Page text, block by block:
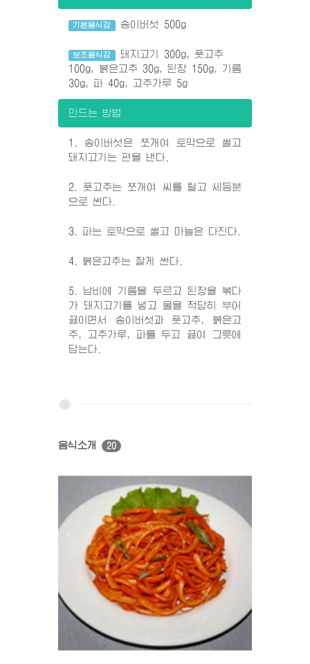
기본음식감 송이버섯 500g
보조음식감
돼지고기 300g, 풋고추
100g, 붉은고추 30g, 된장 150g, 기름
30g, 파 40g, 고추가루 5g
만드는 방법
1. 송이버섯은 쪼개여 토막으로 썰고
돼지고기는 편을 낸다.
2. 풋고추는 쪼개여 씨를 털고 세등분
으로 썬다.
3. 파는 토막으로 썰고 마늘은 다진다.
4. 붉은고추는 잘게 썬다.
5. 남비에 기름을 두르고 된장을 볶다
가 돼지고기를 넣고 물을 적당히 부어
끓이면서 송이버섯과 풋고추, 붉은고
추, 고추가루, 파를 두고 끓여 그릇에
담는다.
음식소개 20